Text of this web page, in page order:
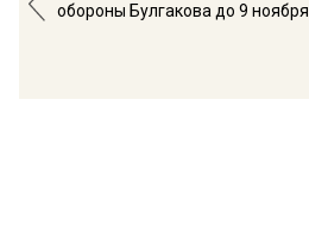
обороны Булгакова до 9 ноября